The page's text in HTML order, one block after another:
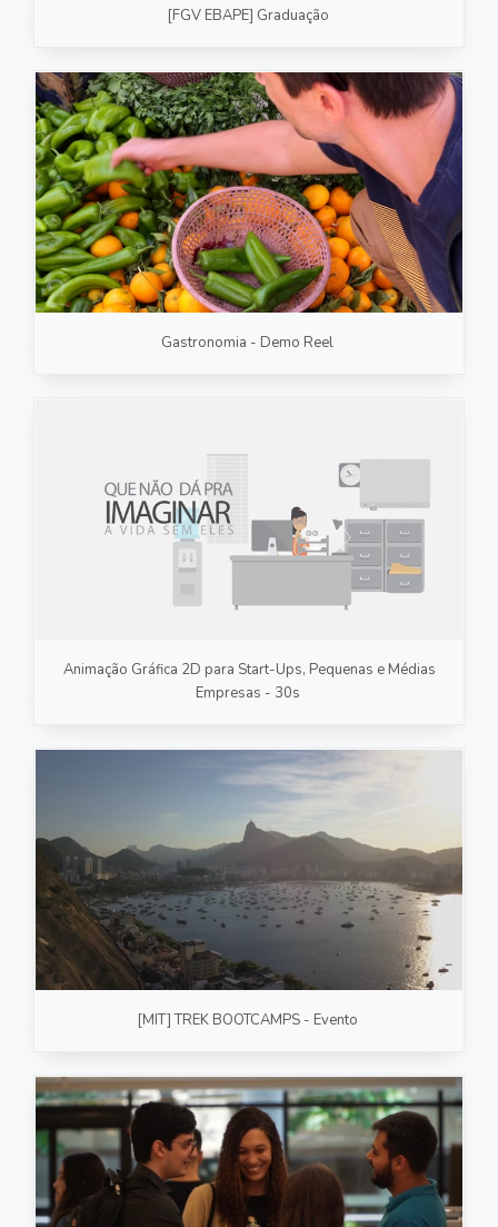
[FGV EBAPE] Graduação
Gastronomia - Demo Reel
Animação Gráfica 2D para Start-Ups, Pequenas e Médias
Empresas - 30s
[MIT] TREK BOOTCAMPS - Evento